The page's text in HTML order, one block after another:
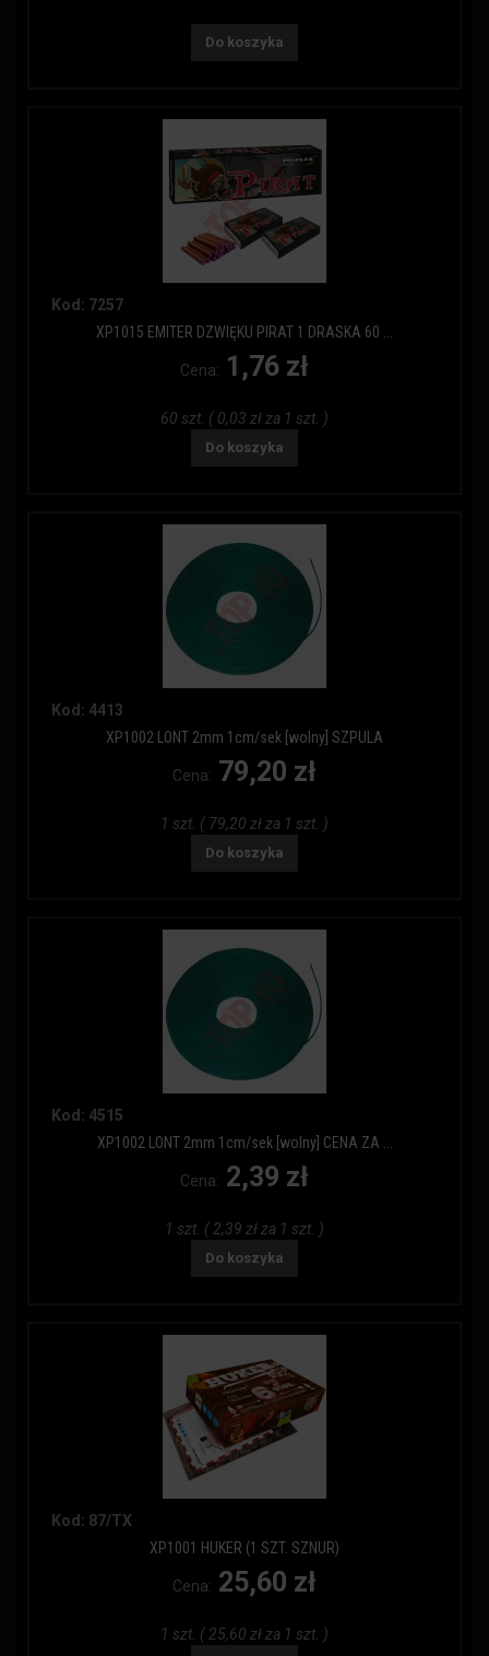
Do koszyka
Kod: 7257
XP1015 EMITER DZWIĘKU PIRAT 1 DRASKA 60 ...
Cena: 1,76 zł
60 szt. ( 0,03 zł za 1 szt. )
Do koszyka
Kod: 4413
XP1002 LONT 2mm 1cm/sek [wolny] SZPULA
Cena: 79,20 zł
1 szt. ( 79,20 zł za 1 szt. )
Do koszyka
Kod: 4515
XP1002 LONT 2mm 1cm/sek [wolny] CENA ZA ...
Cena: 2,39 zł
1 szt. ( 2,39 zł za 1 szt. )
Do koszyka
Kod: 87/TX
XP1001 HUKER (1 SZT. SZNUR)
Cena: 25,60 zł
1 szt. ( 25,60 zł za 1 szt. )